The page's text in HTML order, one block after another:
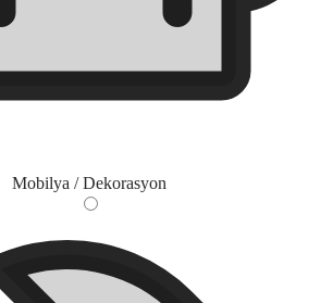
Mobilya / Dekorasyon